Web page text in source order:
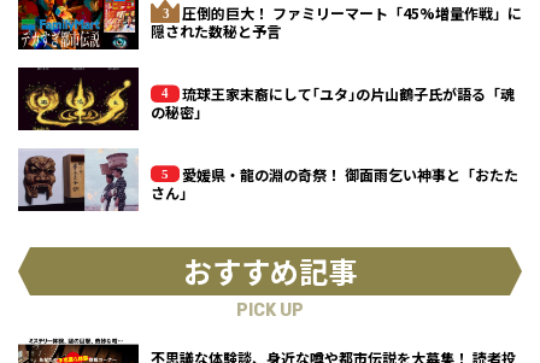
圧倒的巨大！ ファミリーマート「45%増量作戦」に
隠された数秘と予言
琉球王家末裔にして｢ユタ｣の片山鶴子氏が語る「魂
の秘密」
愛媛県・龍の淵の奇祭！ 御面雨乞い神事と「おたた
さん」
おすすめ記事
PICK UP
不思議な体験談、身近な噂や都市伝説を大募集！ 読者投